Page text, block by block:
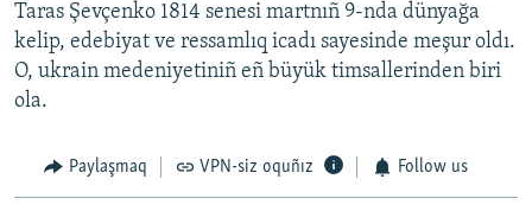
Taras Şevçenko 1814 senesi martnıñ 9-nda dünyağa
kelip, edebiyat ve ressamlıq icadı sayesinde meşur oldı.
O, ukrain medeniyetiniñ eñ büyük timsallerinden biri
ola.
Paylaşmaq VPN-siz oquñız Follow us